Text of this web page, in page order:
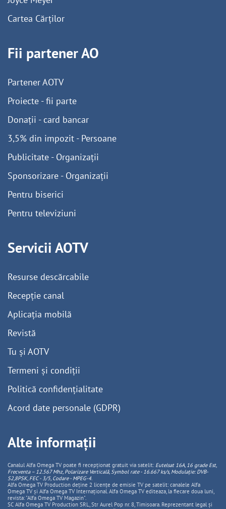
Cartea Cărților
Fii partener AO
Partener AOTV
Proiecte - fii parte
Donații - card bancar
3,5% din impozit - Persoane
Publicitate - Organizații
Sponsorizare - Organizații
Pentru biserici
Pentru televiziuni
Servicii AOTV
Resurse descărcabile
Recepție canal
Aplicația mobilă
Revistă
Tu și AOTV
Termeni și condiții
Politică confidențialitate
Acord date personale (GDPR)
Alte informații
Canalul Alfa Omega TV poate fi recepționat gratuit via satelit: Eutelsat 16A, 16 grade Est,
Frecventa – 12.567 Mhz, PolarizareVerticală, Symbol rate - 16.667 ks/s, Modulație: DVB-
S2,8PSK, FEC - 3/5, Codare - MPEG-4.
Alfa Omega TV Production deține 2 licențe de emisie TV pe satelit: canalele Alfa
Omega TV și Alfa Omega TV Internațional. Alfa Omega TV editeaza, la fiecare doua luni,
revista: "Alfa Omega TV Magazin".
SC Alfa Omega TV Production SRL, Str Aurel Pop nr. 8, Timisoara. Reprezentant legal și